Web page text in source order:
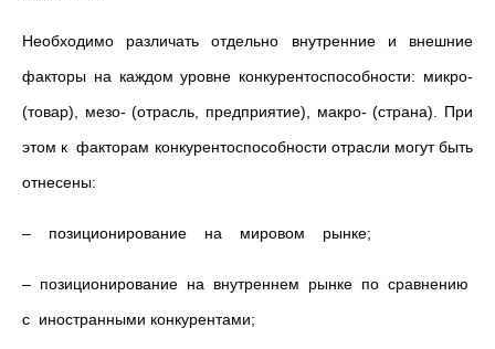
Необходимо различать отдельно внутренние и внешние
факторы на каждом уровне конкурентоспособности: микро-
(товар), мезо- (отрасль, предприятие), макро- (страна). При
этом к факторам конкурентоспособности отрасли могут быть
отнесены:
– позиционирование на мировом рынке;
– позиционирование на внутреннем рынке по сравнению
с иностранными конкурентами;